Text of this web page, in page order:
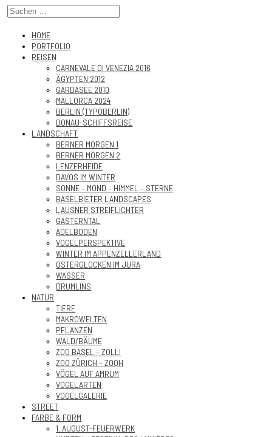
HOME
PORTFOLIO
REISEN
CARNEVALE DI VENEZIA 2016
ÄGYPTEN 2012
GARDASEE 2010
MALLORCA 2024
BERLIN (TYPOBERLIN)
DONAU-SCHIFFSREISE
LANDSCHAFT
BERNER MORGEN 1
BERNER MORGEN 2
LENZERHEIDE
DAVOS IM WINTER
SONNE – MOND – HIMMEL – STERNE
BASELBIETER LANDSCAPES
LAUSNER STREIFLICHTER
GASTERNTAL
ADELBODEN
VOGELPERSPEKTIVE
WINTER IM APPENZELLERLAND
OSTERGLOCKEN IM JURA
WASSER
DRUMLINS
NATUR
TIERE
MAKROWELTEN
PFLANZEN
WALD/BÄUME
ZOO BASEL – ZOLLI
ZOO ZÜRICH – ZOOH
VÖGEL AUF AMRUM
VOGELARTEN
VOGELGALERIE
STREET
FARBE & FORM
1. AUGUST-FEUERWERK